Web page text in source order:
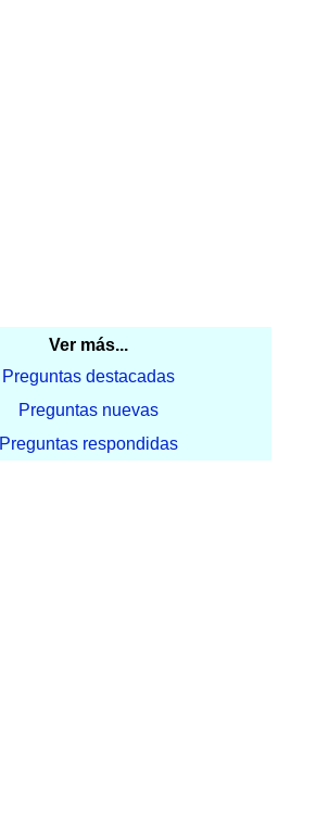
Ver más...
Preguntas destacadas
Preguntas nuevas
Preguntas respondidas